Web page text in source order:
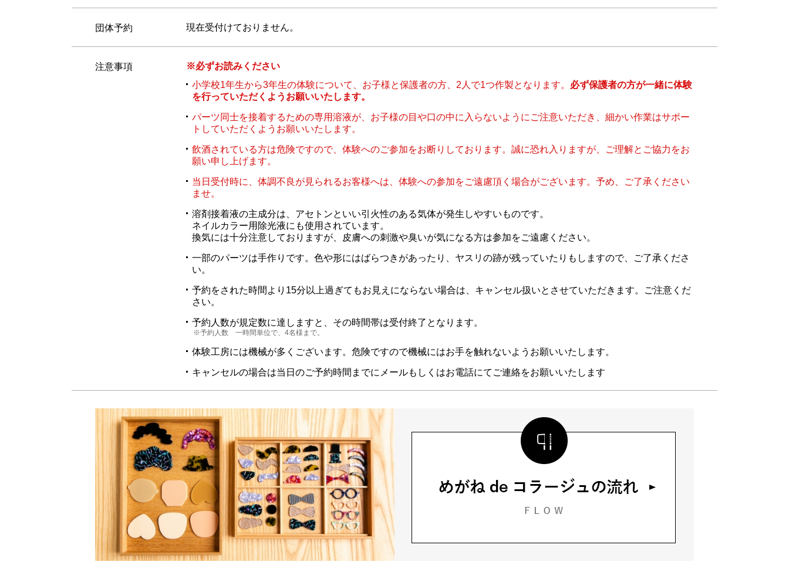
団体予約 現在受付けておりません。
注意事項
※必ずお読みください
小学校1年生から3年生の体験について、お子様と保護者の方、2人で1つ作製となります。 必ず保護者の方が一緒に体験
を行っていただくようお願いいたします。
パーツ同士を接着するための専用溶液が、お子様の目や口の中に入らないようにご注意いただき、細かい作業はサポー
トしていただくようお願いいたします。
飲酒されている方は危険ですので、体験へのご参加をお断りしております。誠に恐れ入りますが、ご理解とご協力をお
願い申し上げます。
当日受付時に、体調不良が見られるお客様へは、体験への参加をご遠慮頂く場合がございます。予め、ご了承ください
ませ。
溶剤接着液の主成分は、アセトンといい引火性のある気体が発生しやすいものです。
ネイルカラー用除光液にも使用されています。
換気には十分注意しておりますが、皮膚への刺激や臭いが気になる方は参加をご遠慮ください。
一部のパーツは手作りです。色や形にはばらつきがあったり、ヤスリの跡が残っていたりもしますので、ご了承くださ
い。
予約をされた時間より15分以上過ぎてもお見えにならない場合は、キャンセル扱いとさせていただきます。ご注意くだ
さい。
予約人数が規定数に達しますと、その時間帯は受付終了となります。
※予約人数 一時間単位で、4名様まで。
体験工房には機械が多くございます。危険ですので機械にはお手を触れないようお願いいたします。
キャンセルの場合は当日のご予約時間までにメールもしくはお電話にてご連絡をお願いいたします